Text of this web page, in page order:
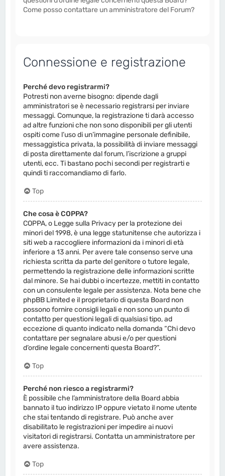
Come posso contattare un amministratore del Forum?
Connessione e registrazione
Perché devo registrarmi?
Potresti non averne bisogno: dipende dagli
amministratori se è necessario registrarsi per inviare
messaggi. Comunque, la registrazione ti darà accesso
ad altre funzioni che non sono disponibili per gli utenti
ospiti come l’uso di un’immagine personale definibile,
messaggistica privata, la possibilità di inviare messaggi
di posta direttamente dal forum, l’iscrizione a gruppi
utenti, ecc. Ti bastano pochi secondi per registrarti e
quindi ti raccomandiamo di farlo.
Top
Che cosa è COPPA?
COPPA, o Legge sulla Privacy per la protezione dei
minori del 1998, è una legge statunitense che autorizza i
siti web a raccogliere informazioni da i minori di età
inferiore a 13 anni. Per avere tale consenso serve una
richiesta scritta da parte del genitore o tutore legale,
permettendo la registrazione delle informazioni scritte
dal minore. Se hai dubbi o incertezze, mettiti in contatto
con un consulente legale per assistenza. Nota bene che
phpBB Limited e il proprietario di questa Board non
possono fornire consigli legali e non sono un punto di
contatto per questioni legali di qualsiasi tipo, ad
eccezione di quanto indicato nella domanda “Chi devo
contattare per segnalare abusi e/o per questioni
d’ordine legale concernenti questa Board?”.
Top
Perché non riesco a registrarmi?
È possibile che l’amministratore della Board abbia
bannato il tuo indirizzo IP oppure vietato il nome utente
che stai tentando di registrare. Può anche aver
disabilitato le registrazioni per impedire ai nuovi
visitatori di registrarsi. Contatta un amministratore per
avere assistenza.
Top